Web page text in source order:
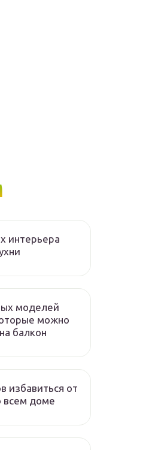
интерьера
моделей
можно
балкон
избавиться от
всем доме